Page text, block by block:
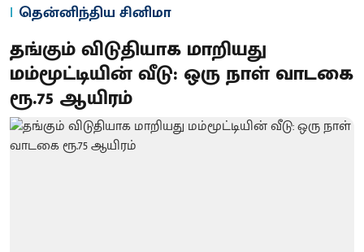
தென்னிந்திய சினிமா
தங்கும் விடுதியாக மாறியது
மம்மூட்டியின் வீடு: ஒரு நாள் வாடகை
ரூ.75 ஆயிரம்